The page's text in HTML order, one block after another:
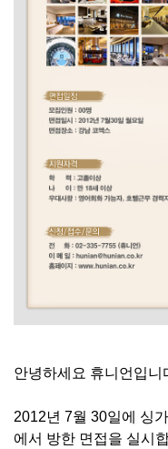
안녕하세요 휴니언입니
2012년 7월 30일에 싱
에서 방한 면접을 실시